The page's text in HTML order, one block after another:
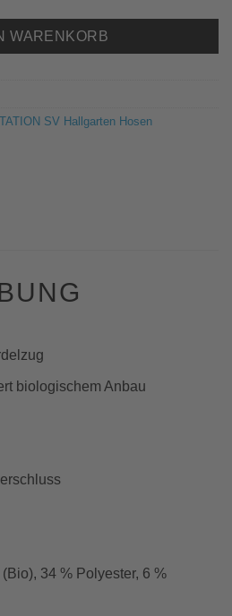
WARENKORB
SV Hallgarten Hosen
biologischem Anbau
34 % Polyester, 6 %